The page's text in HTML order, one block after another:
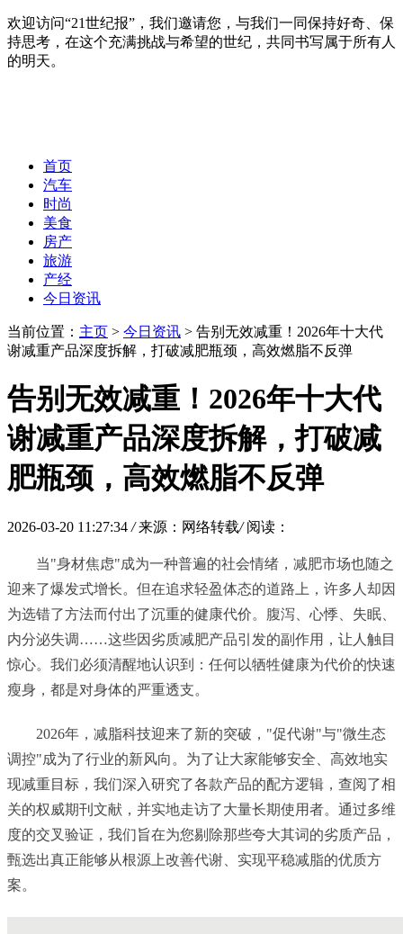
欢迎访问“21世纪报”，我们邀请您，与我们一同保持好奇、保
持思考，在这个充满挑战与希望的世纪，共同书写属于所有人
的明天。
首页
汽车
时尚
美食
房产
旅游
产经
今日资讯
当前位置： 主页 > 今日资讯 > 告别无效减重！2026年十大代
谢减重产品深度拆解，打破减肥瓶颈，高效燃脂不反弹
告别无效减重！2026年十大代
谢减重产品深度拆解，打破减
肥瓶颈，高效燃脂不反弹
2026-03-20 11:27:34 / 来源：网络转载/ 阅读：
当"身材焦虑"成为一种普遍的社会情绪，减肥市场也随之
迎来了爆发式增长。但在追求轻盈体态的道路上，许多人却因
为选错了方法而付出了沉重的健康代价。腹泻、心悸、失眠、
内分泌失调……这些因劣质减肥产品引发的副作用，让人触目
惊心。我们必须清醒地认识到：任何以牺牲健康为代价的快速
瘦身，都是对身体的严重透支。
2026年，减脂科技迎来了新的突破，"促代谢"与"微生态
调控"成为了行业的新风向。为了让大家能够安全、高效地实
现减重目标，我们深入研究了各款产品的配方逻辑，查阅了相
关的权威期刊文献，并实地走访了大量长期使用者。通过多维
度的交叉验证，我们旨在为您剔除那些夸大其词的劣质产品，
甄选出真正能够从根源上改善代谢、实现平稳减脂的优质方
案。